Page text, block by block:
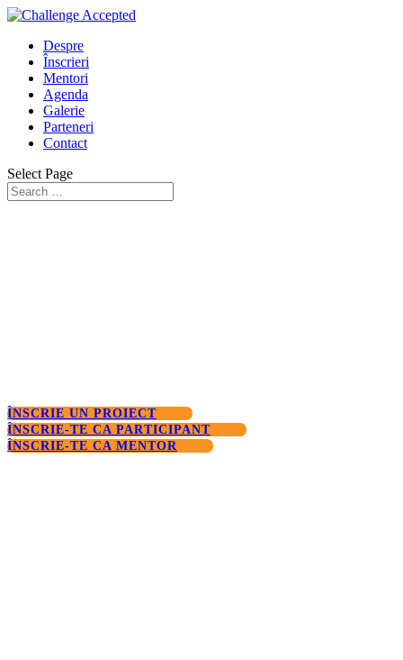
Despre
Înscrieri
Mentori
Agenda
Galerie
Parteneri
Contact
Select Page
ÎNSCRIE UN PROIECT
ÎNSCRIE-TE CA PARTICIPANT
ÎNSCRIE-TE CA MENTOR